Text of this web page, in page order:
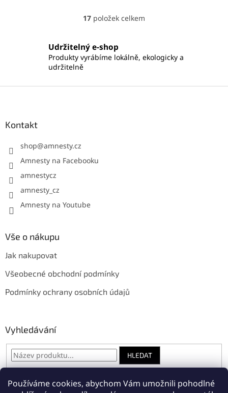
Používáme cookies, abychom Vám umožnili pohodlné
O
á
d
í
17 položek celkem
Udržitelný e-shop
Produkty vyrábíme lokálně, ekologicky a
udržitelně
Kontakt
shop@amnesty.cz
Amnesty na Facebooku
amnestycz
amnesty_cz
Amnesty na Youtube
Vše o nákupu
Jak nakupovat
Všeobecné obchodní podmínky
Podmínky ochrany osobních údajů
Vyhledávání
HLEDAT